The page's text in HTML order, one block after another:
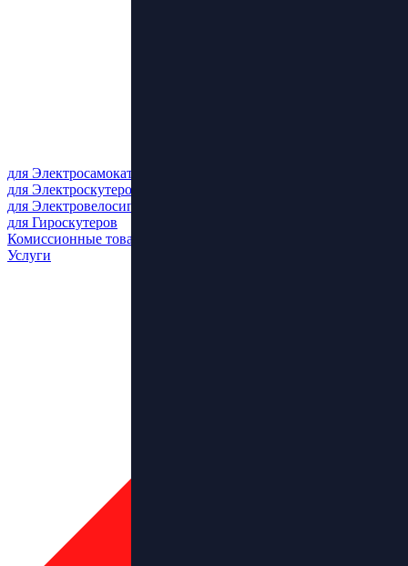
для Электросамокатов
для Электроскутеров
для Электровелосипедов
для Гироскутеров
Комиссионные товары
Услуги